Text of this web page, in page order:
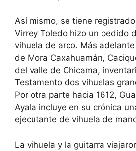
Así mismo, se tiene
Virrey Toledo hizo un pedido
vihuela de arco. Más
de Mora Caxahuamán,
del valle de Chicama,
Testamento dos vihuelas
Por otra parte hacia 1612,
Ayala incluye en su crónica
ejecutante de vihuela de
La vihuela y la guitarra